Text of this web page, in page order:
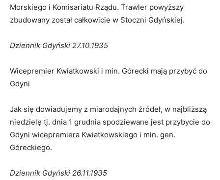
Morskiego i Komisariatu Rządu. Trawler powyższy
zbudowany został całkowicie w Stoczni Gdyńskiej.
Dziennik Gdyński 27.10.1935
Wicepremier Kwiatkowski i min. Górecki mają przybyć do
Gdyni
Jak się dowiadujemy z miarodajnych źródeł, w najbliższą
niedzielę tj. dnia 1 grudnia spodziewane jest przybycie do
Gdyni wicepremiera Kwiatkowskiego i min. gen.
Góreckiego.
Dziennik Gdyński 26.11.1935